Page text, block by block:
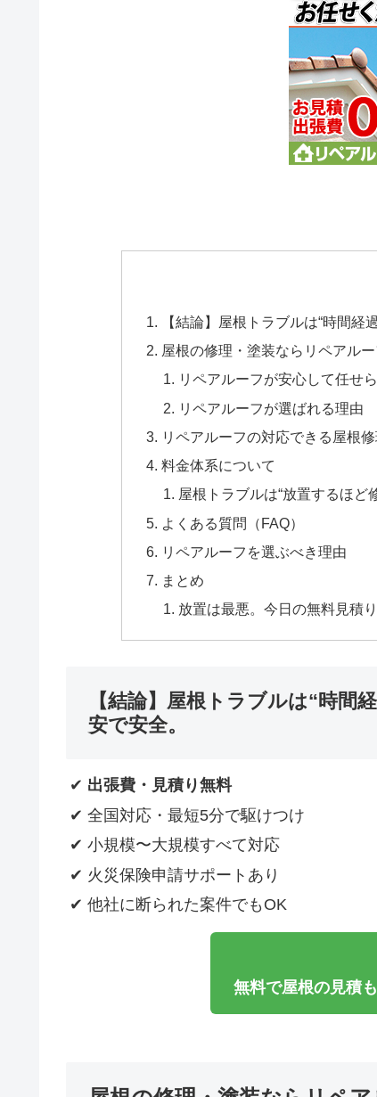
【結論】屋根トラブルは“時間経
屋根の修理・塗装ならリペアルー
リペアルーフが安心して任せ
リペアルーフが選ばれる理由
リペアルーフの対応できる屋根
料金体系について
屋根トラブルは“放置するほど
よくある質問（FAQ）
リペアルーフを選ぶべき理由
まとめ
放置は最悪。今日の無料見積
【結論】屋根トラブルは“時間
安で安全。
✔ 出張費・見積り無料
✔ 全国対応・最短5分で駆けつけ
✔ 小規模〜大規模すべて対応
✔ 火災保険申請サポートあり
✔ 他社に断られた案件でもOK
無料で屋根の見積